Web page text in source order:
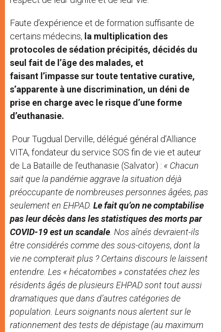
Faute d’expérience et de formation suffisante de
certains médecins, la multiplication des
protocoles de sédation précipités, décidés du
seul fait de l’âge des malades, et
faisant l’impasse sur toute tentative curative,
s’apparente à une discrimination, un déni de
prise en charge avec le risque d’une forme
d’euthanasie.
Pour Tugdual Derville, délégué général d’Alliance
VITA, fondateur du service SOS fin de vie et auteur
de La Bataille de l’euthanasie (Salvator) : « Chacun
sait que la pandémie aggrave la situation déjà
préoccupante de nombreuses personnes âgées, pas
seulement en EHPAD. Le fait qu’on ne comptabilise
pas leur décès dans les statistiques des morts par
COVID-19 est un scandale . Nos aînés devraient-ils
être considérés comme des sous-citoyens, dont la
vie ne compterait plus ? Certains discours le laissent
entendre. Les « hécatombes » constatées chez les
résidents âgés de plusieurs EHPAD sont tout aussi
dramatiques que dans d’autres catégories de
population. Leurs soignants nous alertent sur le
rationnement des tests de dépistage (au maximum